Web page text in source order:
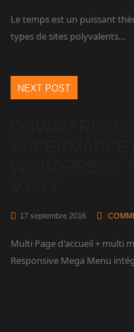
Le temps est un puissant
types de sites polyvalents…
NEXT POST
17 septembre 2016
Multi Page d'accueil + multi
Responsive Mega Menu